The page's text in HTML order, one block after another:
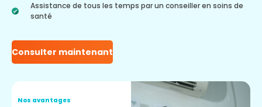
Assistance de tous les temps par un conseiller en soins de
santé
Consulter maintenant
Nos avantages